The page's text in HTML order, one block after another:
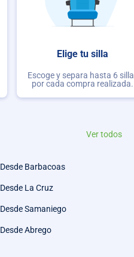
Elige tu silla
Escoge y separa hasta 6
por cada compra realizada.
Ver todos
Desde Barbacoas
Desde La Cruz
Desde Samaniego
Desde Abrego